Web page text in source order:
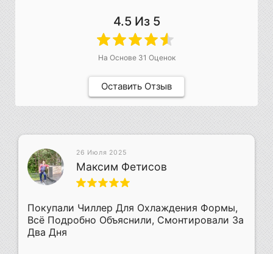
4.5Из 5
На Основе 31 Оценок
Оставить Отзыв
26 Июля 2025
Максим Фетисов
Покупали Чиллер Для Охлаждения Формы,
Всё Подробно Объяснили, Смонтировали За
Два Дня